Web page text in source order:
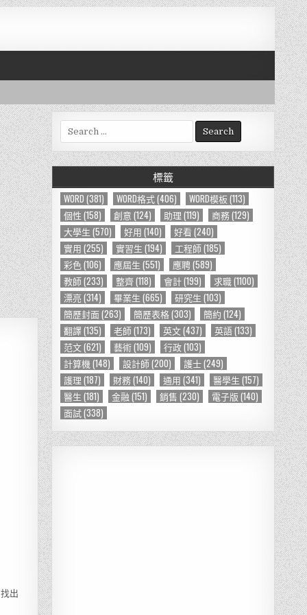
出
e
a
r
h
f
o
r
標籤
WORD (381) WORD格式(406) WORD模板(113)
個性 (158) 創意 (124) 助理 (119) 商務(129)
大學生 (570) 好用 (140) 好看 (240)
實用 (255) 實習生 (194) 工程師(185)
彩色(106) 應屆生 (551) 應聘(589)
教師(233) 整齊(118) 會計(199) 求職(1100)
漂亮 (314) 畢業生 (665) 研究生 (103)
簡歷封面(263) 簡歷表格(303) 簡約 (124)
翻譯(135) 老師(173) 英文(437) 英語(133)
范文(621) 藝術(109) 行政(103)
計算機 (148) 設計師(200) 護士(249)
護理 (187) 財務(140) 通用 (341) 醫學生 (157)
醫生 (181) 金融 (151) 銷售 (230) 電子版 (140)
面試(338)